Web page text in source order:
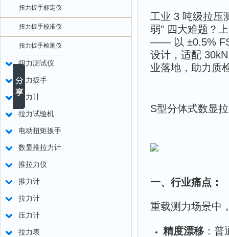
扭力扳手标定仪
扭力扳手校准仪
扭力扳手检测仪
扭力测试仪
扭力扳手
测力计
拉力试验机
电动扭矩扳手
数显推拉力计
推拉力仪
推力计
拉力计
压力计
拉力表
工业 3 吨级拉压
弱" 四大难题？
—— 以 ±0.5% FS
设计，适配
业落地，助力质
S型分体式数显
一、行业痛点：
重载测力场景中
精度漂移 ：